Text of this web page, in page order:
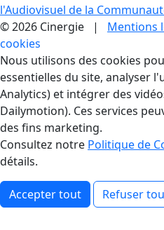
l'Audiovisuel de la
© 2026 Cinergie | Mentions
cookies
Gestion des
Nous utilisons des cookies
essentielles du site, analyser
Analytics) et intégrer des
Dailymotion). Ces services
des fins marketing.
Consultez notre Politique de
détails.
Accepter tout Refuser